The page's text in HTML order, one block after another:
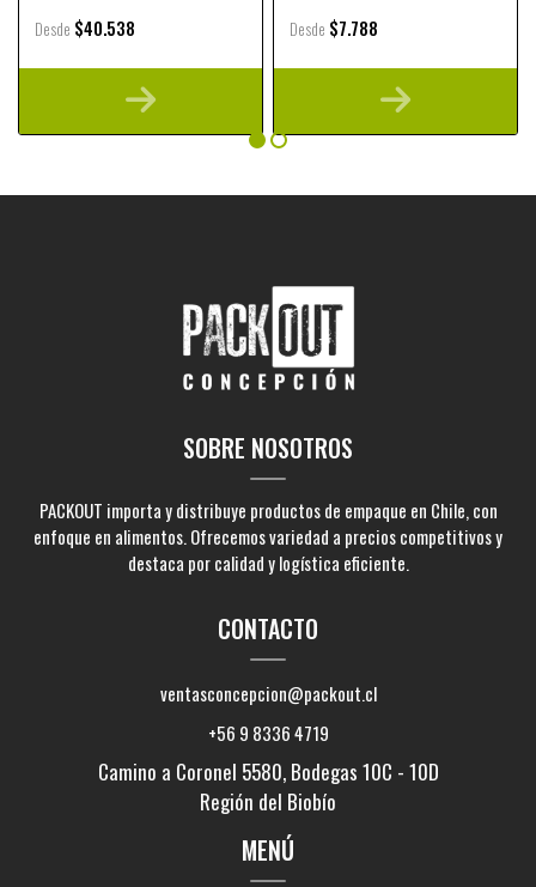
Desde $40.538 Desde $7.788
SOBRE NOSOTROS
PACKOUT importa y distribuye productos de empaque en Chile, con
enfoque en alimentos. Ofrecemos variedad a precios competitivos y
destaca por calidad y logística eficiente.
CONTACTO
ventasconcepcion@packout.cl
+56 9 8336 4719
Camino a Coronel 5580, Bodegas 10C - 10D
Región del Biobío
MENÚ